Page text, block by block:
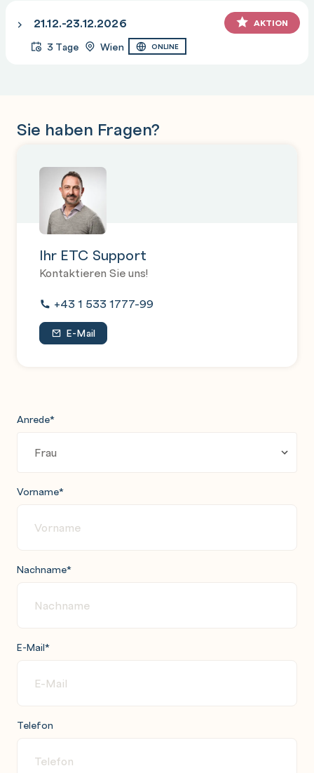
21.12.-23.12.2026 AKTION
3 Tage Wien ONLINE
Sie haben Fragen?
Ihr ETC Support
Kontaktieren Sie uns!
+43 1 533 1777-99
E-Mail
Anrede*
Vorname*
Nachname*
E-Mail*
Telefon